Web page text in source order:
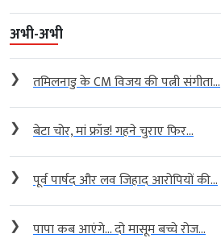
अभी-अभी
❯ तमिलनाडु के CM विजय की पत्नी संगीता...
❯ बेटा चोर, मां फ्रॉड! गहने चुराए फिर...
❯ पूर्व पार्षद और लव जिहाद आरोपियों की...
❯ पापा कब आएंगे… दो मासूम बच्चे रोज...